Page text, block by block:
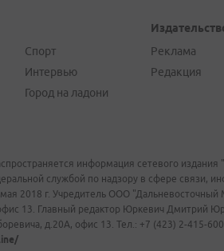
Спорт
Интервью
Город на ладони
Реклама
Редакция
информация сетевого
службой по надзору в сфере связи,
2018 г. Учредитель ООО "Дальневосточный
13. Главный редактор Юркевич Дмитрий
д.20А, офис 13. Тел.: +7 (423) 2-415-600.